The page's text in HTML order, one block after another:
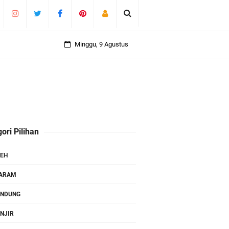
Minggu, 9 Agustus
Pilihan